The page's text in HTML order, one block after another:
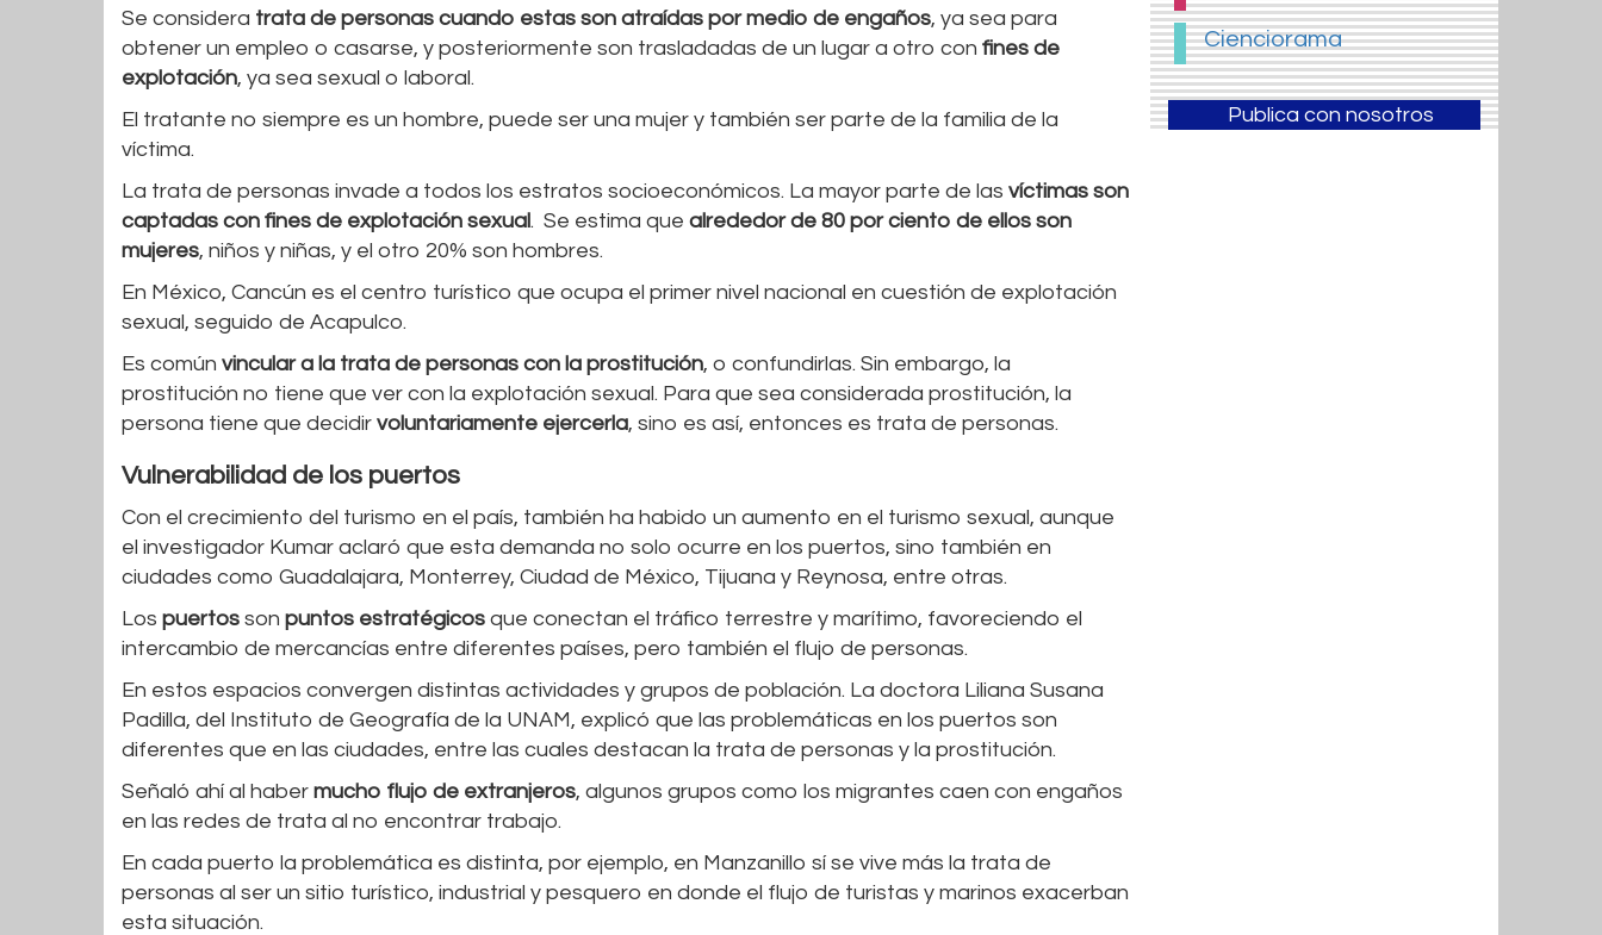
Se considera trata de personas cuando estas son atraídas por medio de engaños, ya sea para
obtener un empleo o casarse, y posteriormente son trasladadas de un lugar a otro con fines de
explotación, ya sea sexual o laboral.
El tratante no siempre es un hombre, puede ser una mujer y también ser parte de la familia de la
víctima.
La trata de personas invade a todos los estratos socioeconómicos. La mayor parte de las víctimas son
captadas con fines de explotación sexual. Se estima que alrededor de 80 por ciento de ellos son
mujeres, niños y niñas, y el otro 20% son hombres.
En México, Cancún es el centro turístico que ocupa el primer nivel nacional en cuestión de explotación
sexual, seguido de Acapulco.
Es común vincular a la trata de personas con la prostitución, o confundirlas. Sin embargo, la
prostitución no tiene que ver con la explotación sexual. Para que sea considerada prostitución, la
persona tiene que decidir voluntariamente ejercerla, sino es así, entonces es trata de personas.
Vulnerabilidad de los puertos
Con el crecimiento del turismo en el país, también ha habido un aumento en el turismo sexual, aunque
el investigador Kumar aclaró que esta demanda no solo ocurre en los puertos, sino también en
ciudades como Guadalajara, Monterrey, Ciudad de México, Tijuana y Reynosa, entre otras.
Los puertos son puntos estratégicos que conectan el tráfico terrestre y marítimo, favoreciendo el
intercambio de mercancías entre diferentes países, pero también el flujo de personas.
En estos espacios convergen distintas actividades y grupos de población. La doctora Liliana Susana
Padilla, del Instituto de Geografía de la UNAM, explicó que las problemáticas en los puertos son
diferentes que en las ciudades, entre las cuales destacan la trata de personas y la prostitución.
Señaló ahí al haber mucho flujo de extranjeros, algunos grupos como los migrantes caen con engaños
en las redes de trata al no encontrar trabajo.
En cada puerto la problemática es distinta, por ejemplo, en Manzanillo sí se vive más la trata de
personas al ser un sitio turístico, industrial y pesquero en donde el flujo de turistas y marinos exacerban
esta situación.
Cienciorama
Publica con nosotros